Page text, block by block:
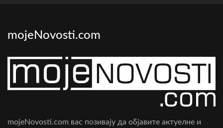
mojeNovosti.com
mojeNovosti.com вас позивају да објавите актуелне и